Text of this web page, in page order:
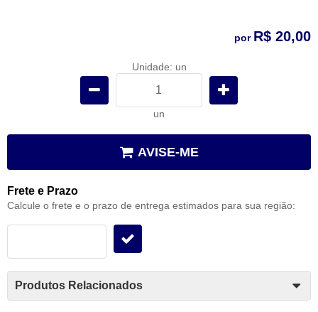
por R$ 20,00
Unidade: un
un
AVISE-ME
Frete e Prazo
Calcule o frete e o prazo de entrega estimados para sua região:
Produtos Relacionados